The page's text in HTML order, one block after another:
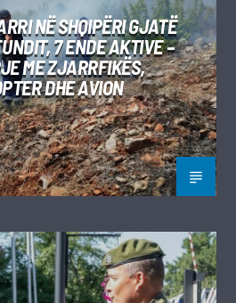
NË SHQIPËRI GJATË
7 ENDE AKTIVE –
ME ZJARRFIKËS,
DHE AVION